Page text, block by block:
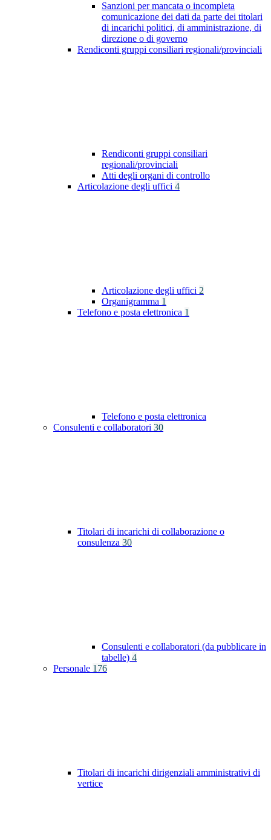
Sanzioni per mancata o incompleta
comunicazione dei dati da parte dei titolari
di incarichi politici, di amministrazione, di
direzione o di governo
Rendiconti gruppi consiliari regionali/provinciali
Rendiconti gruppi consiliari
regionali/provinciali
Atti degli organi di controllo
Articolazione degli uffici 4
Articolazione degli uffici 2
Organigramma 1
Telefono e posta elettronica 1
Telefono e posta elettronica
Consulenti e collaboratori 30
Titolari di incarichi di collaborazione o
consulenza 30
Consulenti e collaboratori (da pubblicare in
tabelle) 4
Personale 176
Titolari di incarichi dirigenziali amministrativi di
vertice